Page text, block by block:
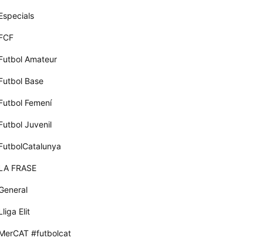
Amateur
Base
Femení
Juvenil
FRASE
Elit
#futbolcat